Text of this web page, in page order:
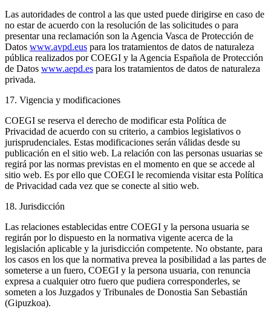
Las autoridades de control a las que usted puede dirigirse en caso de
no estar de acuerdo con la resolución de las solicitudes o para
presentar una reclamación son la Agencia Vasca de Protección de
Datos www.avpd.eus para los tratamientos de datos de naturaleza
pública realizados por COEGI y la Agencia Española de Protección
de Datos www.aepd.es para los tratamientos de datos de naturaleza
privada.
17. Vigencia y modificaciones
COEGI se reserva el derecho de modificar esta Política de
Privacidad de acuerdo con su criterio, a cambios legislativos o
jurisprudenciales. Estas modificaciones serán válidas desde su
publicación en el sitio web. La relación con las personas usuarias se
regirá por las normas previstas en el momento en que se accede al
sitio web. Es por ello que COEGI le recomienda visitar esta Política
de Privacidad cada vez que se conecte al sitio web.
18. Jurisdicción
Las relaciones establecidas entre COEGI y la persona usuaria se
regirán por lo dispuesto en la normativa vigente acerca de la
legislación aplicable y la jurisdicción competente. No obstante, para
los casos en los que la normativa prevea la posibilidad a las partes de
someterse a un fuero, COEGI y la persona usuaria, con renuncia
expresa a cualquier otro fuero que pudiera corresponderles, se
someten a los Juzgados y Tribunales de Donostia San Sebastián
(Gipuzkoa).